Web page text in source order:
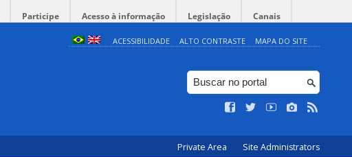
Participe Acesso à informação Legislação Canais
ACESSIBILIDADE ALTO CONTRASTE MAPA DO SITE
Private Area Site Administrators